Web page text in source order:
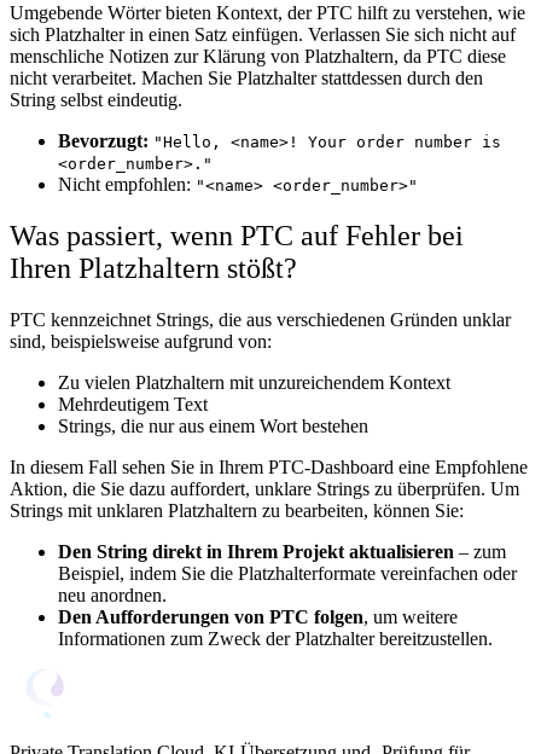
Umgebende Wörter bieten Kontext, der PTC hilft zu verstehen, wie
sich Platzhalter in einen Satz einfügen. Verlassen Sie sich nicht auf
menschliche Notizen zur Klärung von Platzhaltern, da PTC diese
nicht verarbeitet. Machen Sie Platzhalter stattdessen durch den
String selbst eindeutig.
Bevorzugt: "Hello, <name>! Your order number is
<order_number>."
Nicht empfohlen: "<name> <order_number>"
Was passiert, wenn PTC auf Fehler bei
Ihren Platzhaltern stößt?
PTC kennzeichnet Strings, die aus verschiedenen Gründen unklar
sind, beispielsweise aufgrund von:
Zu vielen Platzhaltern mit unzureichendem Kontext
Mehrdeutigem Text
Strings, die nur aus einem Wort bestehen
In diesem Fall sehen Sie in Ihrem PTC-Dashboard eine Empfohlene
Aktion, die Sie dazu auffordert, unklare Strings zu überprüfen. Um
Strings mit unklaren Platzhaltern zu bearbeiten, können Sie:
Den String direkt in Ihrem Projekt aktualisieren – zum
Beispiel, indem Sie die Platzhalterformate vereinfachen oder
neu anordnen.
Den Aufforderungen von PTC folgen, um weitere
Informationen zum Zweck der Platzhalter bereitzustellen.